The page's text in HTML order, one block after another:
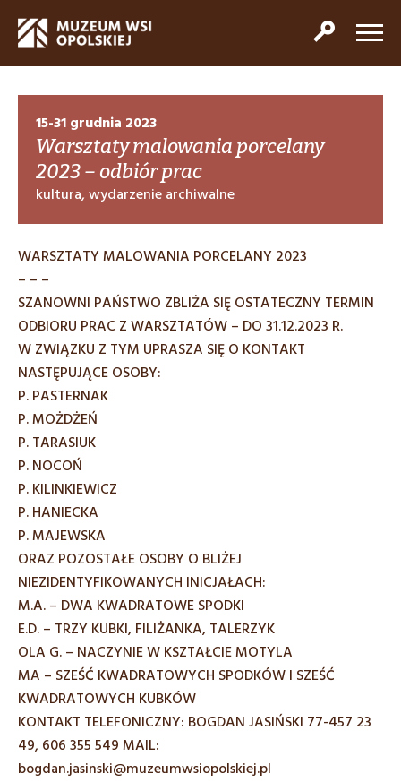
15-31 grudnia 2023
Warsztaty malowania porcelany
2023 – odbiór prac
kultura, wydarzenie archiwalne
WARSZTATY MALOWANIA PORCELANY 2023
– – –
SZANOWNI PAŃSTWO ZBLIŻA SIĘ OSTATECZNY TERMIN
ODBIORU PRAC Z WARSZTATÓW – DO 31.12.2023 R.
W ZWIĄZKU Z TYM UPRASZA SIĘ O KONTAKT
NASTĘPUJĄCE OSOBY:
P. PASTERNAK
P. MOŻDŻEŃ
P. TARASIUK
P. NOCOŃ
P. KILINKIEWICZ
P. HANIECKA
P. MAJEWSKA
ORAZ POZOSTAŁE OSOBY O BLIŻEJ
NIEZIDENTYFIKOWANYCH INICJAŁACH:
M.A. – DWA KWADRATOWE SPODKI
E.D. – TRZY KUBKI, FILIŻANKA, TALERZYK
OLA G. – NACZYNIE W KSZTAŁCIE MOTYLA
MA – SZEŚĆ KWADRATOWYCH SPODKÓW I SZEŚĆ
KWADRATOWYCH KUBKÓW
KONTAKT TELEFONICZNY: BOGDAN JASIŃSKI 77-457 23
49, 606 355 549MAIL:
bogdan.jasinski@muzeumwsiopolskiej.pl